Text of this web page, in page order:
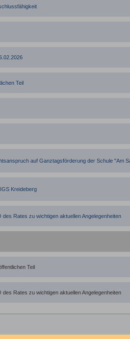
Teil
auf Ganztagsförderung der Schule "Am
Kreideberg
des Rates zu wichtigen aktuellen Angelegenheiten
Teil
des Rates zu wichtigen aktuellen Angelegenheiten